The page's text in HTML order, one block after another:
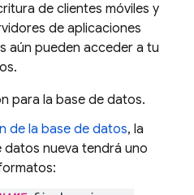
de clientes móviles y
de aplicaciones
aún pueden acceder a tu
para la base de datos.
de la base de datos, la
datos nueva tendrá uno